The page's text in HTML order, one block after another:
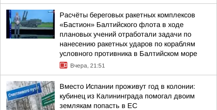
Расчёты береговых ракетных комплексов
«Бастион» Балтийского флота в ходе
плановых учений отработали задачи по
нанесению ракетных ударов по кораблям
условного противника в Балтийском море
Вчера, 21:51
Вместо Испании проживут год в колонии:
кубинец из Калининграда помогал двоим
землякам попасть в ЕС